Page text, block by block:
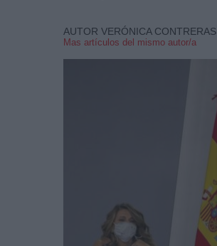
AUTOR VERÓNICA CONTRERAS
Mas artículos del mismo autor/a